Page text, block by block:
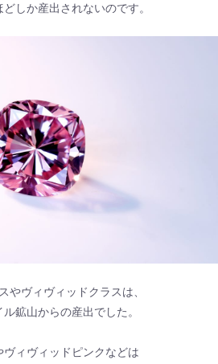
しか産出されないのです。
やヴィヴィッドクラスは、
鉱山からの産出でした。
ヴィヴィッドピンクなどは